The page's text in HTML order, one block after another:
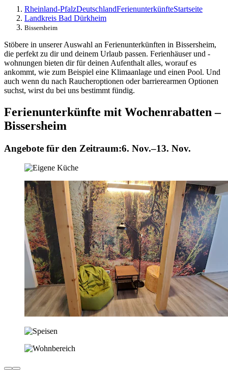
Rheinland-PfalzDeutschlandFerienunterkünfteStartseite
Landkreis Bad Dürkheim
Bissersheim
Stöbere in unserer Auswahl an Ferienunterkünften in Bissersheim,
die perfekt zu dir und deinem Urlaub passen. Ferienhäuser und -
wohnungen bieten dir für deinen Aufenthalt alles, worauf es
ankommt, wie zum Beispiel eine Klimaanlage und einen Pool. Und
auch wenn du nach Raucheroptionen oder barrierearmen Optionen
suchst, wirst du bei uns bestimmt fündig.
Ferienunterkünfte mit Wochenrabatten –
Bissersheim
Angebote für den Zeitraum:6. Nov.–13. Nov.